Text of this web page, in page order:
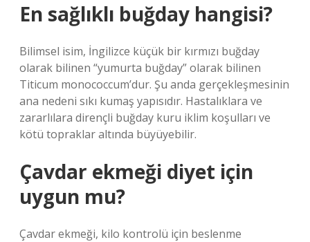
En sağlıklı buğday hangisi?
Bilimsel isim, İngilizce küçük bir kırmızı buğday
olarak bilinen “yumurta buğday” olarak bilinen
Titicum monococcum’dur. Şu anda gerçekleşmesinin
ana nedeni sıkı kumaş yapısıdır. Hastalıklara ve
zararlılara dirençli buğday kuru iklim koşulları ve
kötü topraklar altında büyüyebilir.
Çavdar ekmeği diyet için
uygun mu?
Çavdar ekmeği, kilo kontrolü için beslenme